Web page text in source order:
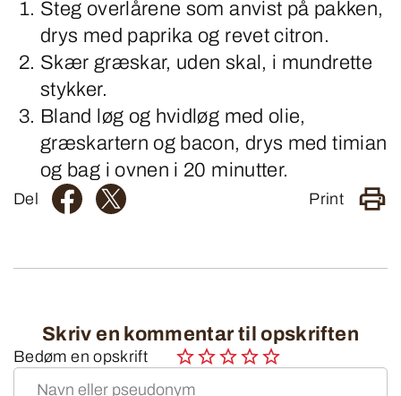
Steg overlårene som anvist på pakken,
drys med paprika og revet citron.
Skær græskar, uden skal, i mundrette
stykker.
Bland løg og hvidløg med olie,
græskartern og bacon, drys med timian
og bag i ovnen i 20 minutter.
Del Print
Skriv en kommentar til opskriften
Bedøm en opskrift